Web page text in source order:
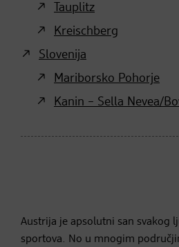
Tauplitz
Kreischberg
Slovenija
Mariborsko Pohorje
Kanin – Sella Nevea/
Austrija je apsolutni san svakog
sportova. No u mnogim